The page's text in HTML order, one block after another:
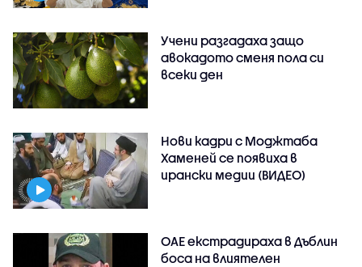
Учени разгадаха защо
авокадото сменя пола си
всеки ден
Нови кадри с Моджтаба
Хаменей се появиха в
ирански медии (ВИДЕО)
ОАЕ екстрадираха в Дъблин
боса на влиятелен